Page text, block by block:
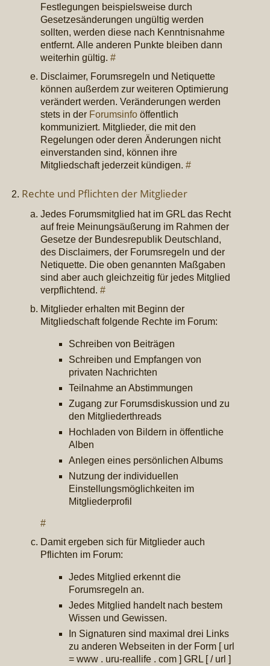
Festlegungen beispielsweise durch
Gesetzesänderungen ungültig werden
sollten, werden diese nach Kenntnisnahme
entfernt. Alle anderen Punkte bleiben dann
weiterhin gültig.#
Disclaimer, Forumsregeln und Netiquette
können außerdem zur weiteren Optimierung
verändert werden. Veränderungen werden
stets in der Forumsinfo öffentlich
kommuniziert. Mitglieder, die mit den
Regelungen oder deren Änderungen nicht
einverstanden sind, können ihre
Mitgliedschaft jederzeit kündigen.#
Rechte und Pflichten der Mitglieder
Jedes Forumsmitglied hat im GRL das Recht
auf freie Meinungsäußerung im Rahmen der
Gesetze der Bundesrepublik Deutschland,
des Disclaimers, der Forumsregeln und der
Netiquette. Die oben genannten Maßgaben
sind aber auch gleichzeitig für jedes Mitglied
verpflichtend.#
Mitglieder erhalten mit Beginn der
Mitgliedschaft folgende Rechte im Forum:
Schreiben von Beiträgen
Schreiben und Empfangen von
privaten Nachrichten
Teilnahme an Abstimmungen
Zugang zur Forumsdiskussion und zu
den Mitgliederthreads
Hochladen von Bildern in öffentliche
Alben
Anlegen eines persönlichen Albums
Nutzung der individuellen
Einstellungsmöglichkeiten im
Mitgliederprofil
#
Damit ergeben sich für Mitglieder auch
Pflichten im Forum:
Jedes Mitglied erkennt die
Forumsregeln an.
Jedes Mitglied handelt nach bestem
Wissen und Gewissen.
In Signaturen sind maximal drei Links
zu anderen Webseiten in der Form [ url
= www . uru-reallife . com ] GRL [ / url ]